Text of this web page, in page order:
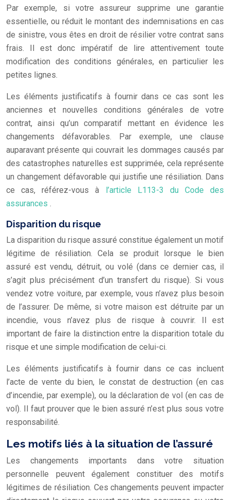
Par exemple, si votre assureur supprime une garantie
essentielle, ou réduit le montant des indemnisations en cas
de sinistre, vous êtes en droit de résilier votre contrat sans
frais. Il est donc impératif de lire attentivement toute
modification des conditions générales, en particulier les
petites lignes.
Les éléments justificatifs à fournir dans ce cas sont les
anciennes et nouvelles conditions générales de votre
contrat, ainsi qu’un comparatif mettant en évidence les
changements défavorables. Par exemple, une clause
auparavant présente qui couvrait les dommages causés par
des catastrophes naturelles est supprimée, cela représente
un changement défavorable qui justifie une résiliation. Dans
ce cas, référez-vous à l’article L113-3 du Code des
assurances
Disparition du risque
La disparition du risque assuré constitue également un motif
légitime de résiliation. Cela se produit lorsque le bien
assuré est vendu, détruit, ou volé (dans ce dernier cas, il
s’agit plus précisément d’un transfert du risque). Si vous
vendez votre voiture, par exemple, vous n’avez plus besoin
de l’assurer. De même, si votre maison est détruite par un
incendie, vous n’avez plus de risque à couvrir. Il est
important de faire la distinction entre la disparition totale du
risque et une simple modification de celui-ci.
Les éléments justificatifs à fournir dans ce cas incluent
l’acte de vente du bien, le constat de destruction (en cas
d’incendie, par exemple), ou la déclaration de vol (en cas de
vol). Il faut prouver que le bien assuré n’est plus sous votre
responsabilité.
Les motifs liés à la situation de l’assuré
Les changements importants dans votre situation
personnelle peuvent également constituer des motifs
légitimes de résiliation. Ces changements peuvent impacter